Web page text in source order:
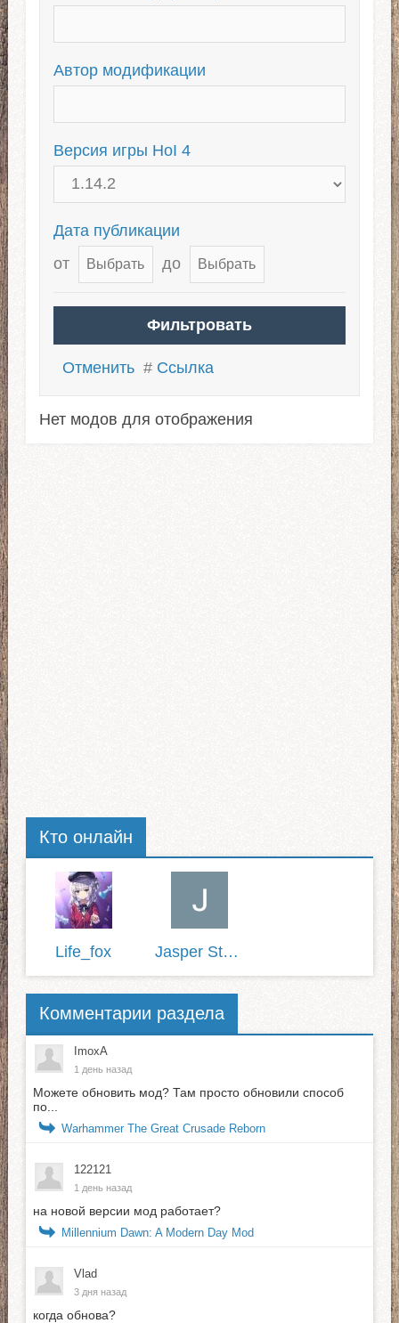
Автор модификации
Версия игры HoI 4
Дата публикации
от
до
Отменить # Ссылка
Нет модов для отображения
Кто онлайн
Life_fox Jasper Stone
Комментарии раздела
ImoxA
1 день назад
Можете обновить мод? Там просто обновили способ
по...
Warhammer The Great Crusade Reborn
122121
1 день назад
на новой версии мод работает?
Millennium Dawn: A Modern Day Mod
Vlad
3 дня назад
когда обнова?